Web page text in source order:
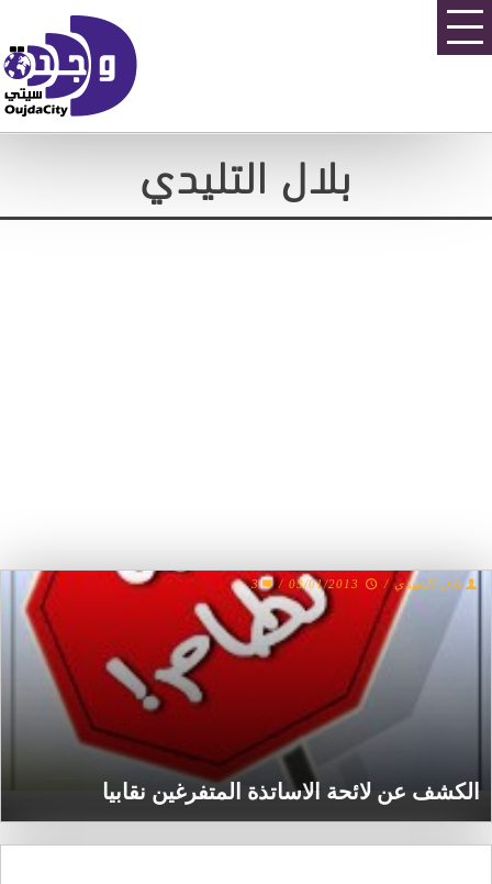
بلال التليدي
الكشف عن لائحة الاساتذة المتفرغين نقابيا
بلال التليدي /
03/01/2013
/
3